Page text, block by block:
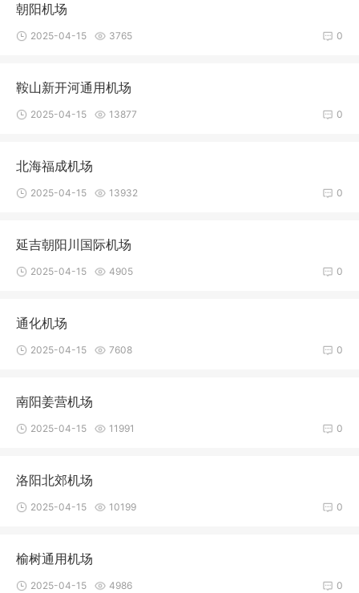
朝阳机场
0
2025-04-15 3765
鞍山新开河通用机场
0
2025-04-15 13877
北海福成机场
0
2025-04-15 13932
延吉朝阳川国际机场
0
2025-04-15 4905
通化机场
0
2025-04-15 7608
南阳姜营机场
0
2025-04-15 11991
洛阳北郊机场
0
2025-04-15 10199
榆树通用机场
0
2025-04-15 4986